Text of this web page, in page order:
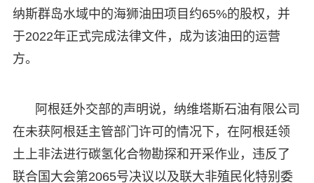
纳斯群岛水域中的海狮油田项目约65%的股权，并
于2022年正式完成法律文件，成为该油田的运营
方。
阿根廷外交部的声明说，纳维塔斯石油有限公司
在未获阿根廷主管部门许可的情况下，在阿根廷领
土上非法进行碳氢化合物勘探和开采作业，违反了
联合国大会第2065号决议以及联大非殖民化特别委